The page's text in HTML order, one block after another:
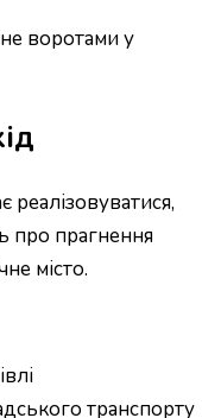
воротами у
реалізовуватися,
про прагнення
місто.
транспорту